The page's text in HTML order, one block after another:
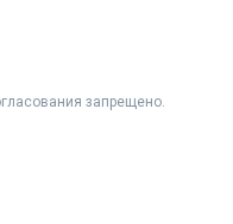
запрещено.